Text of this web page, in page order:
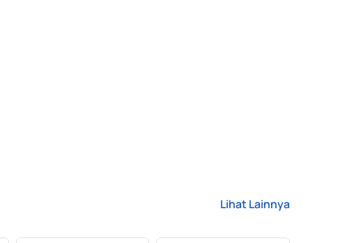
Lihat Lainnya